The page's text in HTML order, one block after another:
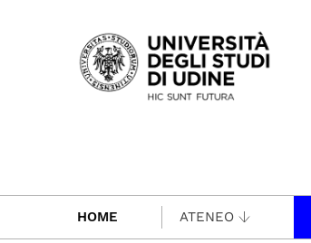
Passa al contenuto principale
HOME ATENEO